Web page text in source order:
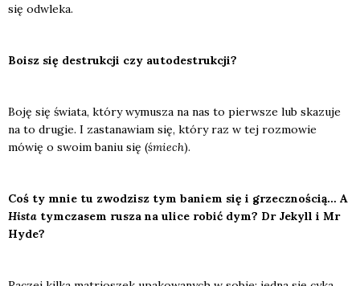
się odwle­ka.
Boisz się destruk­cji czy auto­de­struk­cji?
Boję się świa­ta, któ­ry wymu­sza na nas to pierw­sze lub ska­zu­je
na to dru­gie. I zasta­na­wiam się, któ­ry raz w tej roz­mo­wie
mówię o swo­im baniu się (śmiech).
Coś ty mnie tu zwo­dzisz tym baniem się i grzecz­no­ścią… A
Hista tym­cza­sem rusza na uli­ce robić dym? Dr Jekyll i Mr
Hyde?